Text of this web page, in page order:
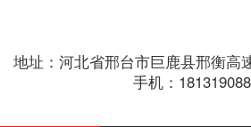
地址：河北省邢台市巨鹿县邢衡高
手机：